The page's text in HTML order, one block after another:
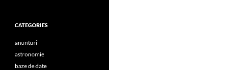
CATEGORIES
anunturi
astronomie
baze de date